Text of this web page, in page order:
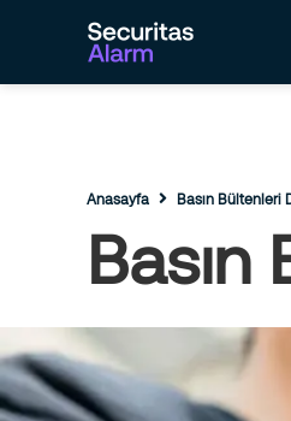
Anasayfa Basın Bültenleri